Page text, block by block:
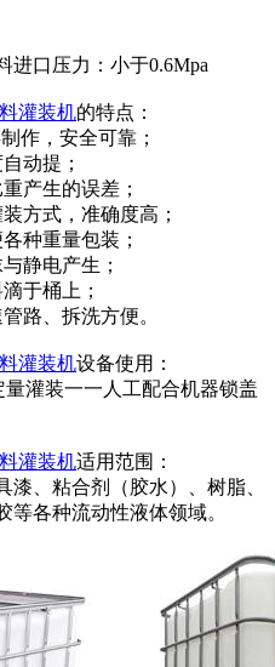
进口压力：小于0.6Mpa
灌装机的特点：
作，安全可靠；
动提；
产生的误差；
方式，准确度高；
种重量包装；
静电产生；
于桶上；
路、拆洗方便。
灌装机设备使用：
灌装一一人工配合机器锁盖
灌装机适用范围：
、粘合剂（胶水）、树脂、
各种流动性液体领域。